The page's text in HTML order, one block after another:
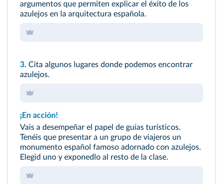
argumentos que permiten explicar el éxito de los
azulejos en la arquitectura española.
3. Cita algunos lugares donde podemos encontrar
azulejos.
¡En acción!
Vais a desempeñar el papel de guías turísticos.
Tenéis que presentar a un grupo de viajeros un
monumento español famoso adornado con azulejos.
Elegid uno y exponedlo al resto de la clase.